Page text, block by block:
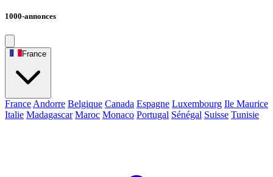
1000-annonces
France
France Andorre Belgique Canada Espagne Luxembourg Ile Maurice
Italie Madagascar Maroc Monaco Portugal Sénégal Suisse Tunisie